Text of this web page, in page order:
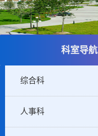
科室导航
综合科
人事科